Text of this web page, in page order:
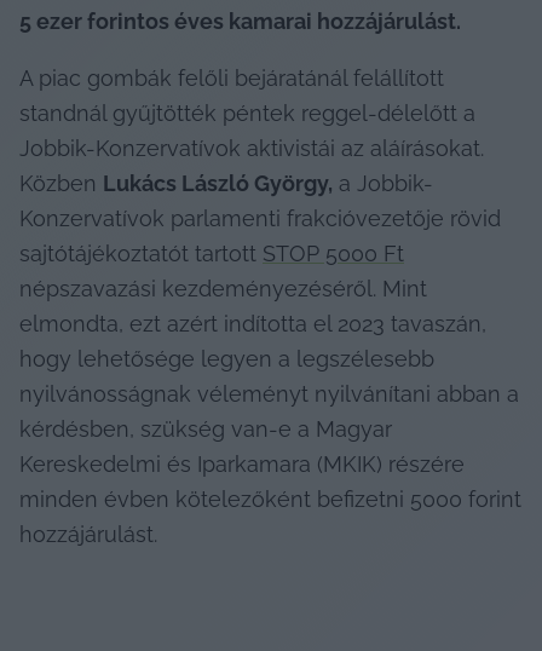
5 ezer forintos éves kamarai hozzájárulást.
A piac gombák felőli bejáratánál felállított
standnál gyűjtötték péntek reggel-délelőtt a
Jobbik-Konzervatívok aktivistái az aláírásokat.
Közben Lukács László György, a Jobbik-
Konzervatívok parlamenti frakcióvezetője rövid
sajtótájékoztatót tartott STOP 5000 Ft
népszavazási kezdeményezéséről. Mint
elmondta, ezt azért indította el 2023 tavaszán,
hogy lehetősége legyen a legszélesebb
nyilvánosságnak véleményt nyilvánítani abban a
kérdésben, szükség van-e a Magyar
Kereskedelmi és Iparkamara (MKIK) részére
minden évben kötelezőként befizetni 5000 forint
hozzájárulást.